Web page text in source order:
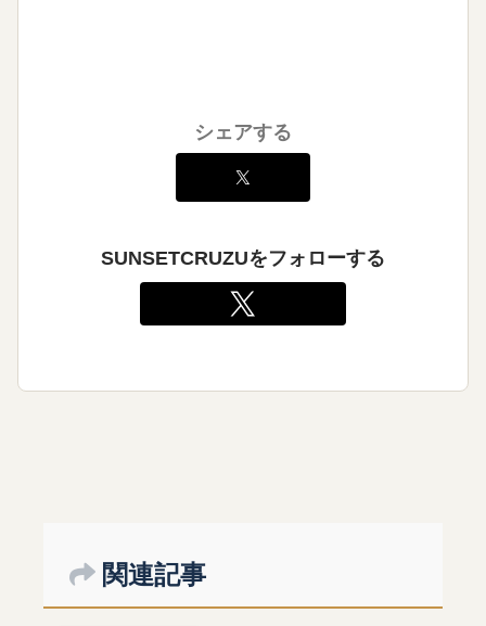
シェアする
SUNSETCRUZUをフォローする
関連記事